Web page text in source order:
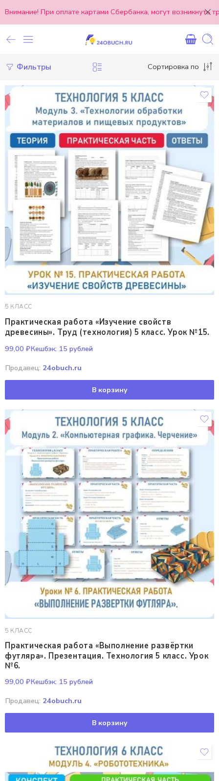
Внимание! При оплате картами Сбербанка, могут
Фильтры Сортировка по
5 КЛАСС
Практическая работа «Изучение свойств
древесины». Труд (технология) 5 класс. Урок №15.
99,00 ₽Кешбэк: 15 рублей
Продавец: 24obuch.ru
В корзину
5 КЛАСС
Практическая работа «Выполнение развёртки
футляра». Презентация. Технология 5 класс. Урок
№6.
99,00 ₽Кешбэк: 15 рублей
Продавец: 24obuch.ru
В корзину